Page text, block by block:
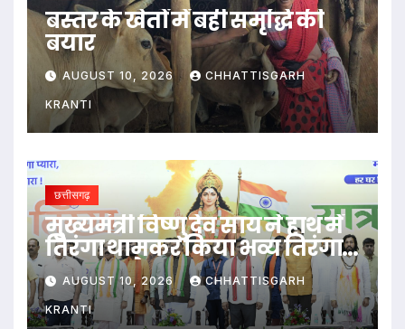
बस्तर के खेतों में बही समृद्धि की
बयार
AUGUST 10, 2026 CHHATTISGARH
KRANTI
छत्तीसगढ़
मुख्यमंत्री विष्णु देव साय ने हाथ में
तिरंगा थामकर किया भव्य तिरंगा
यात्रा का नेतृत्व
AUGUST 10, 2026 CHHATTISGARH
KRANTI